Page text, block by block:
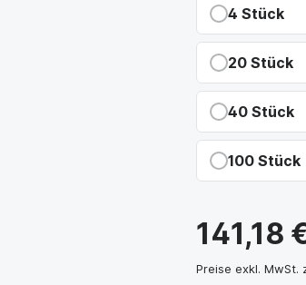
4 Stück
Du sparst
20 Stück
Du sparst
40 Stück
Du sparst
100 Stück
Du sparst
141,18
Preise exkl. MwSt.